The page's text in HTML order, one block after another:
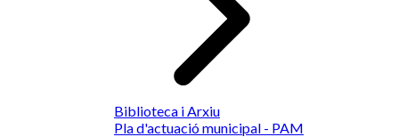
Biblioteca i Arxiu
Pla d'actuació municipal - PAM